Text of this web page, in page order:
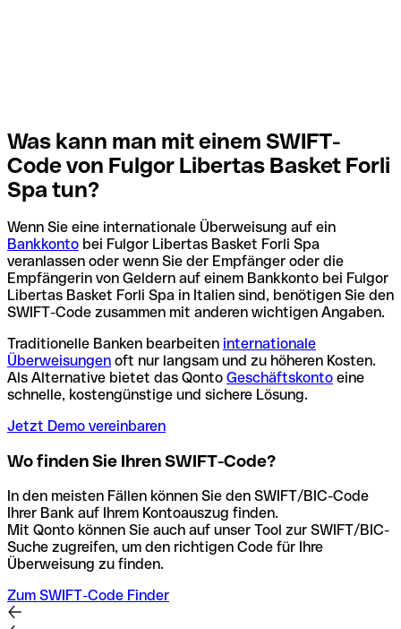
Was kann man mit einem SWIFT-
Code von Fulgor Libertas Basket Forli
Spa tun?
Wenn Sie eine internationale Überweisung auf ein
Bankkonto bei Fulgor Libertas Basket Forli Spa
veranlassen oder wenn Sie der Empfänger oder die
Empfängerin von Geldern auf einem Bankkonto bei Fulgor
Libertas Basket Forli Spa in Italien sind, benötigen Sie den
SWIFT-Code zusammen mit anderen wichtigen Angaben.
Traditionelle Banken bearbeiten internationale
Überweisungen oft nur langsam und zu höheren Kosten.
Als Alternative bietet das Qonto Geschäftskonto eine
schnelle, kostengünstige und sichere Lösung.
Jetzt Demo vereinbaren
Wo finden Sie Ihren SWIFT-Code?
In den meisten Fällen können Sie den SWIFT/BIC-Code
Ihrer Bank auf Ihrem Kontoauszug finden.
Mit Qonto können Sie auch auf unser Tool zur SWIFT/BIC-
Suche zugreifen, um den richtigen Code für Ihre
Überweisung zu finden.
Zum SWIFT-Code Finder